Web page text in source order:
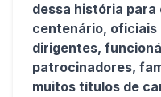
dessa história
centenário, oficiais
dirigentes,
patrocinadores,
muitos títulos de